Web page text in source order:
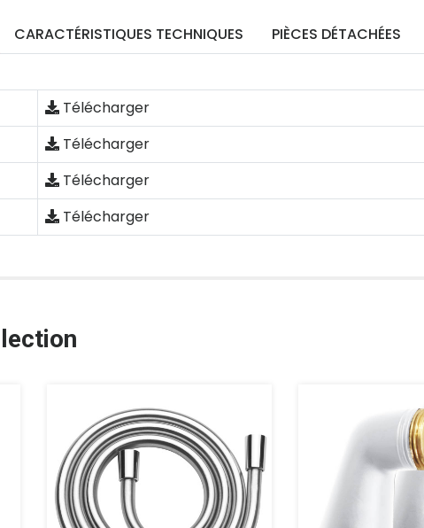
CARACTÉRISTIQUES TECHNIQUES PIÈCES DÉTACHÉES
Télécharger
Télécharger
Télécharger
Télécharger